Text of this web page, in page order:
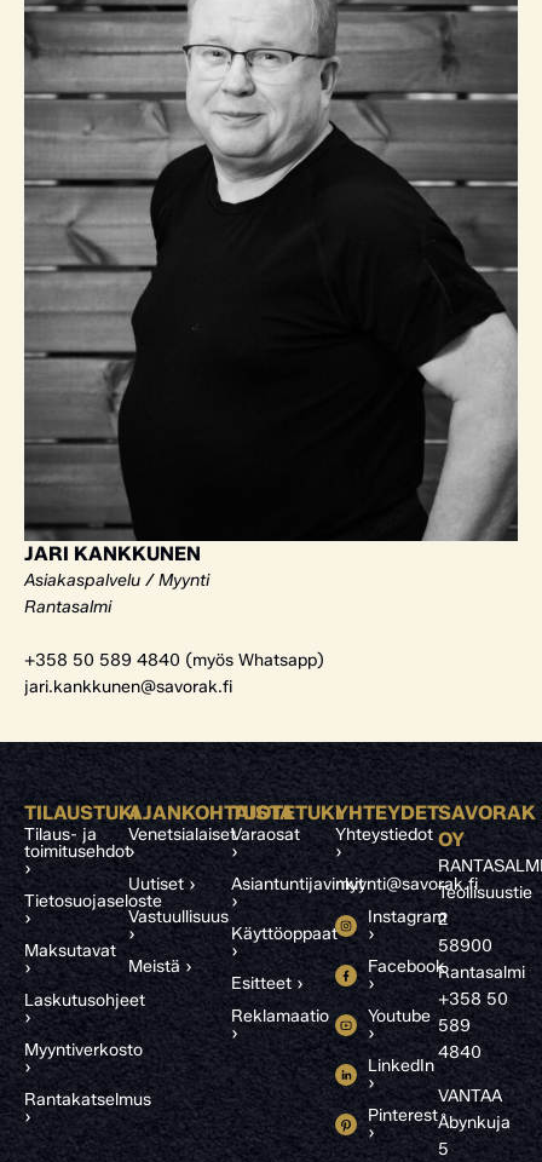
JARI KANKKUNEN
Asiakaspalvelu / Myynti
Rantasalmi
+358 50 589 4840 (myös Whatsapp)
jari.kankkunen@savorak.fi
TILAUSTUKI
Tilaus- ja
toimitusehdot
›
Tietosuojaseloste
›
Maksutavat
›
Laskutusohjeet
›
Myyntiverkosto
›
Rantakatselmus
›
AJANKOHTAISTA
Venetsialaiset
›
Uutiset ›
Vastuullisuus
›
Meistä ›
TUOTETUKI
Varaosat
›
Asiantuntijavinkit
›
Käyttöoppaat
›
Esitteet ›
Reklamaatio
›
YHTEYDET
Yhteystiedot
›
myynti@savorak.fi
Instagram
›
Facebook
›
Youtube
›
LinkedIn
›
Pinterest
›
SAVORAK
OY
Teollisuustie
2
58900
Rantasalmi
+358 50
589
4840
VANTAA
Åbynkuja
5